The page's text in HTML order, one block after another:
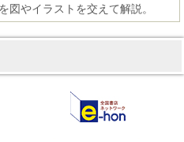
図やイラストを交えて解説。